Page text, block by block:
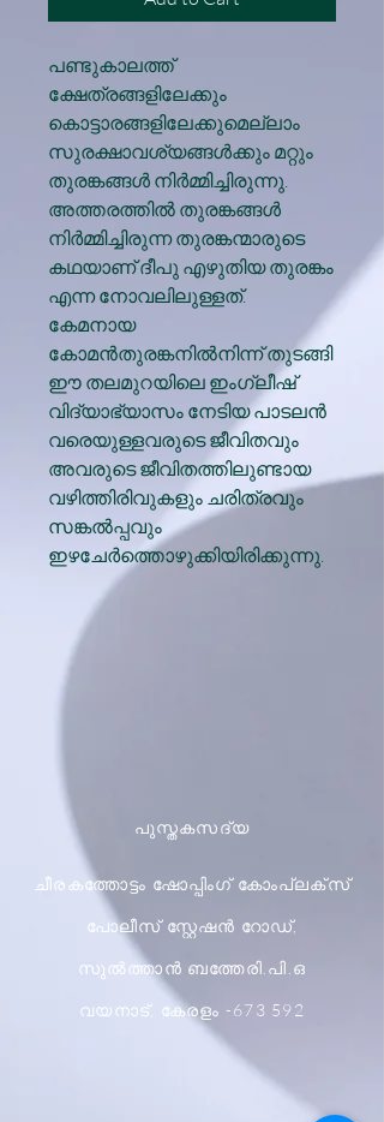
പണ്ടുകാലത്ത്
ക്ഷേത്രങ്ങളിലേക്കും
കൊട്ടാരങ്ങളിലേക്കുമെല്ലാം
സുരക്ഷാവശ്യങ്ങൾക്കും മറ്റും
തുരങ്കങ്ങൾ നിർമ്മിച്ചിരുന്നു.
അത്തരത്തിൽ തുരങ്കങ്ങൾ
നിർമ്മിച്ചിരുന്ന തുരങ്കന്മാരുടെ
കഥയാണ് ദീപു എഴുതിയ തുരങ്കം
എന്ന നോവലിലുള്ളത്.
കേമനായ
കോമൻതുരങ്കനിൽനിന്ന് തുടങ്ങി
ഈ തലമുറയിലെ ഇംഗ്ലീഷ്
വിദ്യാഭ്യാസം നേടിയ പാടലൻ
വരെയുള്ളവരുടെ ജീവിതവും
അവരുടെ ജീവിതത്തിലുണ്ടായ
വഴിത്തിരിവുകളും ചരിത്രവും
സങ്കൽപ്പവും
ഇഴചേർത്തൊഴുക്കിയിരിക്കുന്നു.
പുസ്തകസദ്യ
ചീരകത്തോട്ടം ഷോപ്പിംഗ് കോംപ്ലക്സ്
പോലീസ് സ്റ്റേഷൻ റോഡ്,
സുൽത്താൻ ബത്തേരി.പി.ഒ
വയനാട്, കേരളം -673 592